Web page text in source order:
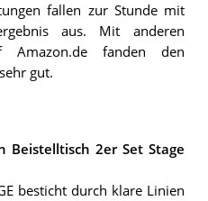
fallen zur Stunde mit
aus. Mit anderen
fanden den
gut.
Beistelltisch 2er Set Stage
besticht durch klare Linien